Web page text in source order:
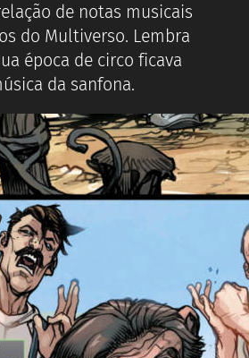
de notas musicais
do Multiverso. Lembra
época de circo ficava
da sanfona.